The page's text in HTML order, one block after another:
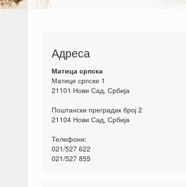
Адреса
Матица српска
Матице српске 1
21101 Нови Сад, Србија
Поштански преградак број 2
21104 Нови Сад, Србија
Телефони:
021/527 622
021/527 855